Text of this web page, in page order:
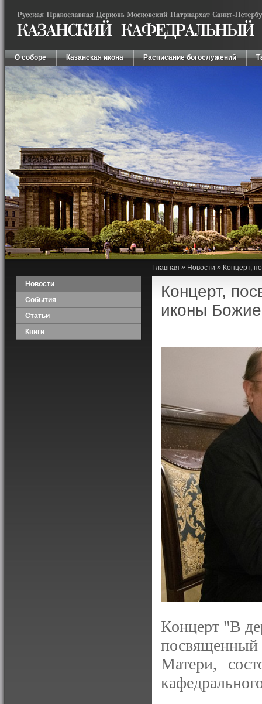
О соборе Казанская икона Расписание богослужений
Новости
События
Статьи
Книги
Главная » Новости » Концерт,
Концерт,
иконы
Концерт "В
Матери,